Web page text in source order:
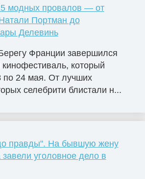
модных провалов — от
Портман до
Делевинь
Франции завершился
кинофестиваль, который
по 24 мая. От лучших
селебрити блистали н...
правды". На бывшую жену
уголовное дело в